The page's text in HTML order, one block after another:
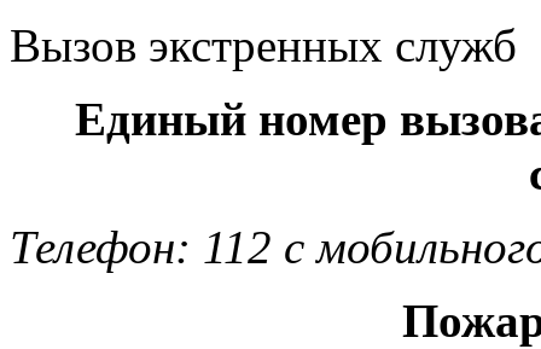
Вызов экстренных служб
Единый номер
Телефон: 112 с